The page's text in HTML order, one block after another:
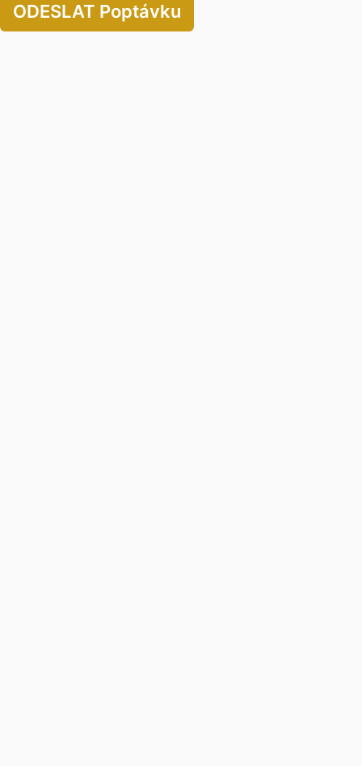
ODESLAT Poptávku